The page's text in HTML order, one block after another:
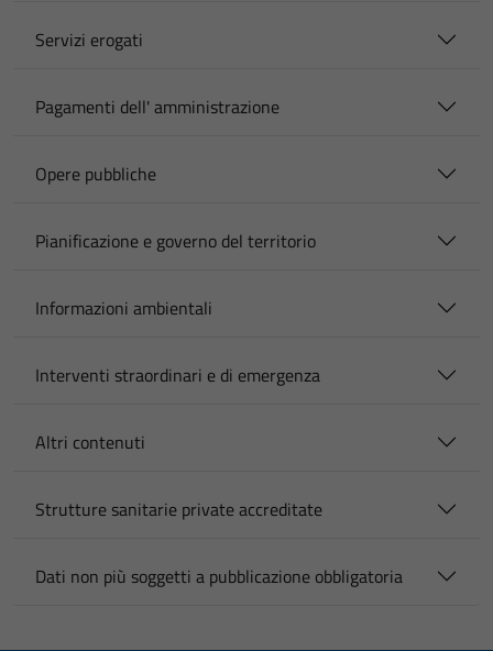
Servizi erogati
Pagamenti dell' amministrazione
Opere pubbliche
Pianificazione e governo del territorio
Informazioni ambientali
Interventi straordinari e di emergenza
Altri contenuti
Strutture sanitarie private accreditate
Dati non più soggetti a pubblicazione obbligatoria